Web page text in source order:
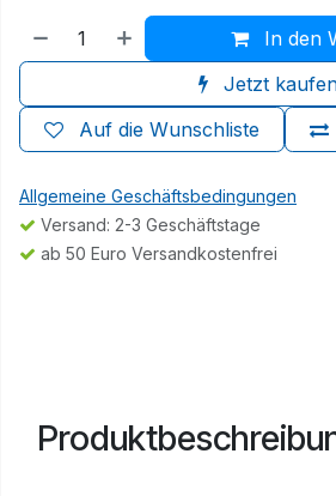
In den
Jetzt
Auf die Wunschliste
Allgemeine Geschäftsbedingungen
Versand: 2-3 Geschäftstage
ab 50 Euro Versandkostenfrei